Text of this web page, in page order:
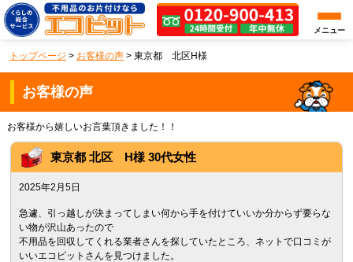
メニュー
トップページ > お客様の声 > 東京都 北区H様
お客様の声
お客様から嬉しいお言葉頂きました！！
東京都北区 H様 30代女性
2025年2月5日
急遽、引っ越しが決まってしまい何から手を付けていいか分からず要らな
い物が沢山あったので
不用品を回収してくれる業者さんを探していたところ、ネットで口コミが
いいエコピットさんを見つけました。